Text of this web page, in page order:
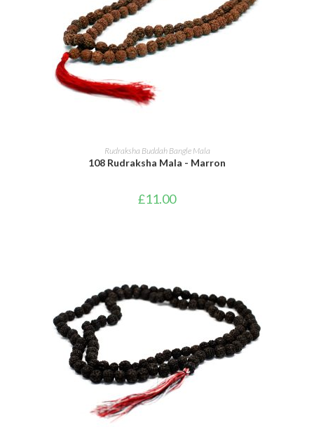
AJOUTER AU PANIER
Rudraksha Buddah Bangle Mala
108 Rudraksha Mala - Marron
£11.00